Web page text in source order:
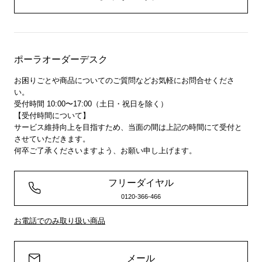
ポーラオーダーデスク
お困りごとや商品についてのご質問などお気軽にお問合せくださ
い。
受付時間 10:00〜17:00（土日・祝日を除く）
【受付時間について】
サービス維持向上を目指すため、当面の間は上記の時間にて受付と
させていただきます。
何卒ご了承くださいますよう、お願い申し上げます。
フリーダイヤル
0120-366-466
お電話でのみ取り扱い商品
メール